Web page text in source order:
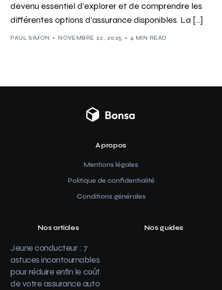
devenu essentiel d’explorer et de comprendre les
différentes options d’assurance disponibles. La […]
PAUL SIMON NOVEMBRE 22, 2025 4 MIN READ
A propos
Mentions légales
Politique de confidentialité
Conditions générales
Nos articles
Jeune conducteur : 7
astuces incontournables
pour réduire enfin le coût
de votre assurance auto
Nos guides